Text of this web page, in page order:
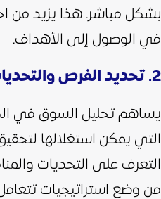
بشكل مباشر. هذا يزيد من
في الوصول إلى الأهداف.
2. تحديد الفرص والتحديات في السوق
يساهم تحليل السوق في
التي يمكن استغلالها
التعرف على التحديات
من وضع استراتيجيات